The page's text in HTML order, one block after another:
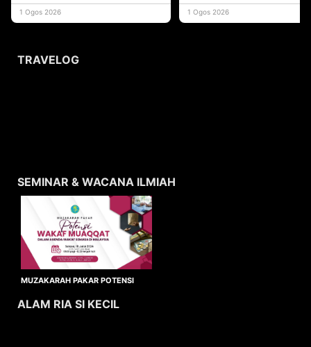
yang memberi ma
1 Ogos 2026
1 Ogos 2026
TRAVELOG
SEMINAR & WACANA ILMIAH
MUZAKARAH PAKAR POTENSI
ALAM RIA SI KECIL